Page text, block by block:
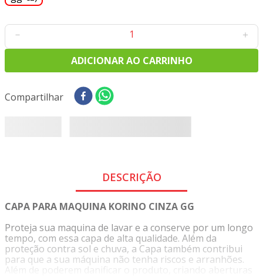
＋
－
ADICIONAR AO CARRINHO
Compartilhar
DESCRIÇÃO
CAPA PARA MAQUINA KORINO CINZA GG
Proteja sua maquina de lavar e a conserve por um longo
tempo, com essa capa de alta qualidade. Além da
proteção contra sol e chuva, a Capa também contribui
para que a sua máquina não tenha riscos e arranhões.
Além de poderem danificar o produto, criando aberturas